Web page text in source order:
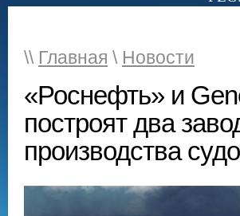
\\ Главная \ Новости
«Роснефть» и
построят два
производства